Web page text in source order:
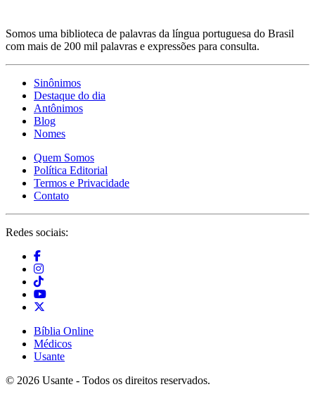
Somos uma biblioteca de palavras da língua portuguesa do Brasil
com mais de 200 mil palavras e expressões para consulta.
Sinônimos
Destaque do dia
Antônimos
Blog
Nomes
Quem Somos
Política Editorial
Termos e Privacidade
Contato
Redes sociais:
Bíblia Online
Médicos
Usante
© 2026 Usante - Todos os direitos reservados.